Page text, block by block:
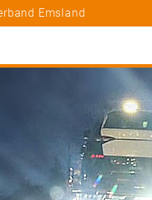
Emsland